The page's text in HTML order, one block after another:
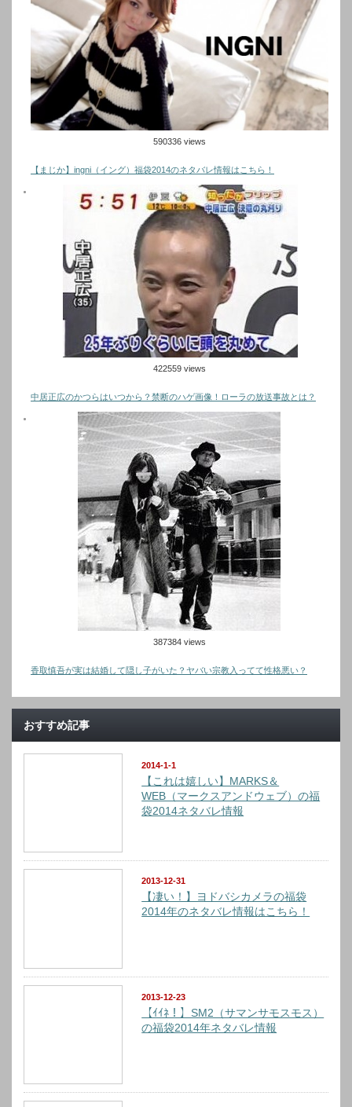
590336 views
【まじか】ingni（イング）福袋2014のネタバレ情報はこちら！
422559 views
中居正広のかつらはいつから？禁断のハゲ画像！ローラの放送事故とは？
387384 views
香取慎吾が実は結婚して隠し子がいた？ヤバい宗教入ってて性格悪い？
おすすめ記事
2014-1-1
【これは嬉しい】MARKS＆
WEB（マークスアンドウェブ）の福
袋2014ネタバレ情報
2013-12-31
【凄い！】ヨドバシカメラの福袋
2014年のネタバレ情報はこちら！
2013-12-23
【ｲｲﾈ！】SM2（サマンサモスモス）
の福袋2014年ネタバレ情報